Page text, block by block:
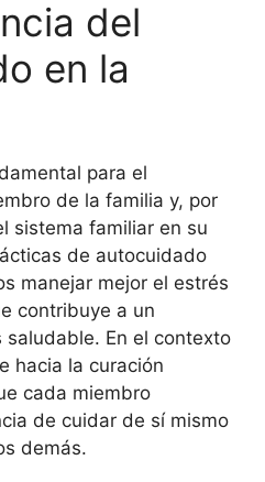
del
en la
para el
de la familia y, por
sistema familiar en su
de autocuidado
manejar mejor el estrés
contribuye a un
En el contexto
hacia la curación
cada miembro
de cuidar de sí mismo
demás.